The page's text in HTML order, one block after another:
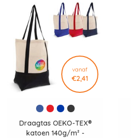
vanaf
€2,41
Draagtas OEKO-TEX®
katoen 140g/m² -